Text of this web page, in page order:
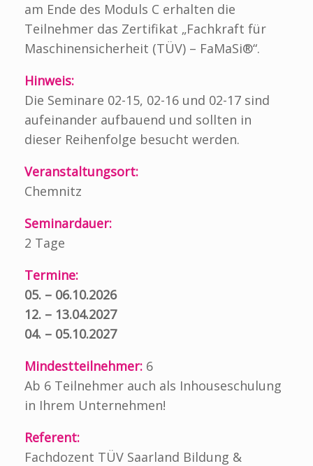
am Ende des Moduls C erhalten die
Teilnehmer das Zertifikat „Fachkraft für
Maschinensicherheit (TÜV) – FaMaSi®“.
Hinweis:
Die Seminare 02-15, 02-16 und 02-17 sind
aufeinander aufbauend und sollten in
dieser Reihenfolge besucht werden.
Veranstaltungsort:
Chemnitz
Seminardauer:
2 Tage
Termine:
05. – 06.10.2026
12. – 13.04.2027
04. – 05.10.2027
Mindestteilnehmer: 6
Ab 6 Teilnehmer auch als Inhouseschulung
in Ihrem Unternehmen!
Referent:
Fachdozent TÜV Saarland Bildung &